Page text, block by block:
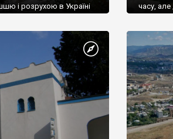
і розрухою в Україні
часу,